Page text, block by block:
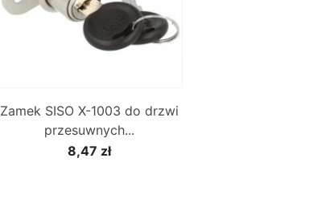
Zamek SISO X-1003 do drzwi
przesuwnych...
8,47 zł